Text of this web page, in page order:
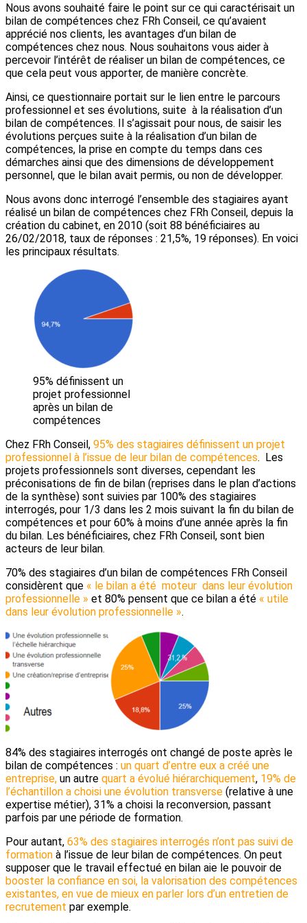
Nous avons souhaité faire le point sur ce qui caractérisait un
bilan de compétences chez FRh Conseil, ce qu’avaient
apprécié nos clients, les avantages d’un bilan de
compétences chez nous. Nous souhaitons vous aider à
percevoir l’intérêt de réaliser un bilan de compétences, ce
que cela peut vous apporter, de manière concrète.
Ainsi, ce questionnaire portait sur le lien entre le parcours
professionnel et ses évolutions, suite à la réalisation d’un
bilan de compétences. Il s’agissait pour nous, de saisir les
évolutions perçues suite à la réalisation d’un bilan de
compétences, la prise en compte du temps dans ces
démarches ainsi que des dimensions de développement
personnel, que le bilan avait permis, ou non de développer.
Nous avons donc interrogé l’ensemble des stagiaires ayant
réalisé un bilan de compétences chez FRh Conseil, depuis la
création du cabinet, en 2010 (soit 88 bénéficiaires au
26/02/2018, taux de réponses : 21,5%, 19 réponses). En voici
les principaux résultats.
95% définissent un
projet professionnel
après un bilan de
compétences
Chez FRh Conseil, 95% des stagiaires définissent un projet
professionnel à l’issue de leur bilan de compétences. Les
projets professionnels sont diverses, cependant les
préconisations de fin de bilan (reprises dans le plan d’actions
de la synthèse) sont suivies par 100% des stagiaires
interrogés, pour 1/3 dans les 2 mois suivant la fin du bilan de
compétences et pour 60% à moins d’une année après la fin
du bilan. Les bénéficiaires, chez FRh Conseil, sont bien
acteurs de leur bilan.
70% des stagiaires d’un bilan de compétences FRh Conseil
considèrent que « le bilan a été moteur dans leur évolution
professionnelle » et 80% pensent que ce bilan a été « utile
dans leur évolution professionnelle ».
84% des stagiaires interrogés ont changé de poste après le
bilan de compétences : un quart d’entre eux a créé une
entreprise, un autre quart a évolué hiérarchiquement, 19% de
l’échantillon a choisi une évolution transverse (relative à une
expertise métier), 31% a choisi la reconversion, passant
parfois par une période de formation.
Pour autant, 63% des stagiaires interrogés n’ont pas suivi de
formation à l’issue de leur bilan de compétences. On peut
supposer que le travail effectué en bilan aie le pouvoir de
booster la confiance en soi, la valorisation des compétences
existantes, en vue de mieux en parler lors d’un entretien de
recrutement par exemple.